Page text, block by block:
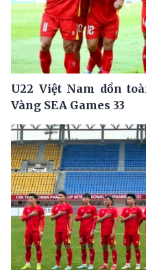
U22 Việt Nam dồn
Vàng SEA Games 33